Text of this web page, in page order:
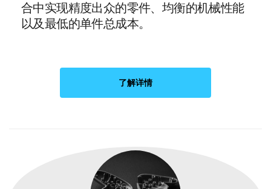
合中实现精度出众的零件、均衡的机械性能
以及最低的单件总成本。
了解详情